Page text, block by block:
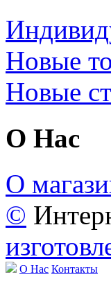
Новые
Новые
О Нас
О
©
О Нас Контакты